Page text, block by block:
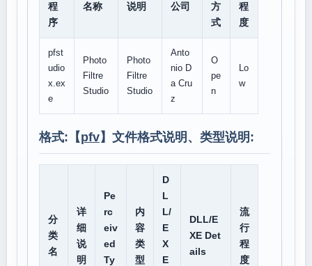
程
序
名称
说明
公司
方
式
程
度
pfst
udio
x.ex
e
Photo
Filtre
Studio
Photo
Filtre
Studio
Anto
nio D
a Cru
z
O
pe
n
Lo
w
格式:【pfv】文件格式说明、类型说明:
分
类
名
详
细
说
明
Pe
rc
eiv
ed
Ty
内
容
类
型
D
L
L/
E
X
E
DLL/E
XE Det
ails
流
行
程
度